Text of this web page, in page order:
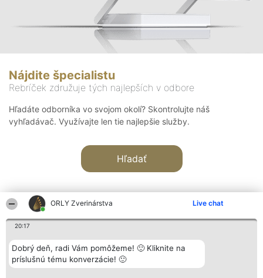
ORLY Zverinárstva Live chat
20:17
Dobrý deň, radi Vám pomôžeme! 🙂 Kliknite na
príslušnú tému konverzácie! 🙂
Nájdite špecialistu
Rebríček združuje tých najlepších v odbore
Hľadáte odborníka vo svojom okolí? Skontrolujte náš
vyhľadávač. Využívajte len tie najlepšie služby.
Hľadať
Organizátor hodnotenia
Bright Side Solutions sp. z o.
o. sp. k.
Hodnotenie
Laureáti
Lista
Kontakt
Kontakt